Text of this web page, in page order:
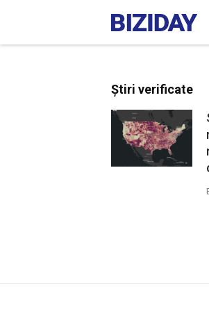
Știri verificate